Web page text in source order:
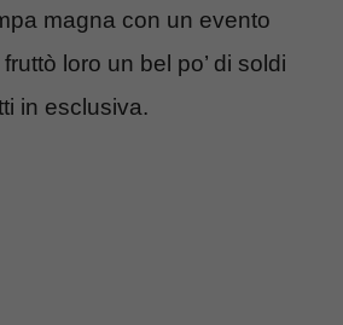
magna con un evento
loro un bel po’ di soldi
in esclusiva.